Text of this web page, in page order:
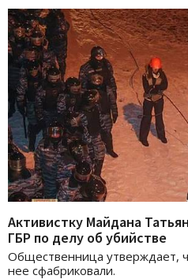
Активистку Майдана
ГБР по делу об убийстве
Общественница утверждает,
нее сфабриковали.